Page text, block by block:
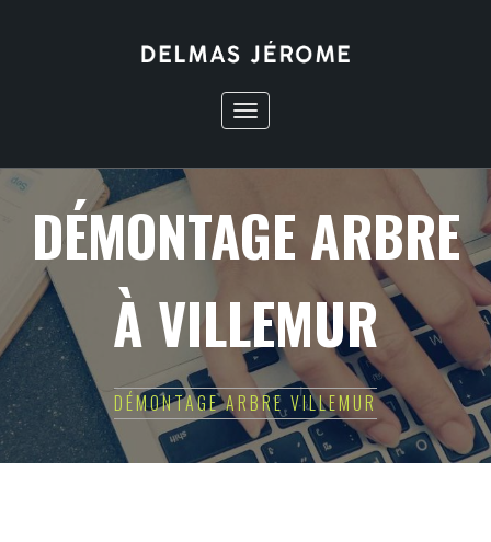
Toggle
navigation
DÉMONTAGE ARBRE
À VILLEMUR
DÉMONTAGE ARBRE VILLEMUR